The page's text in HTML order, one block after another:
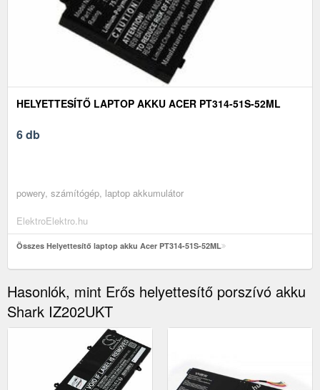
HELYETTESÍTŐ LAPTOP AKKU ACER PT314-51S-52ML
6 db
powery, számítógép, laptop akkumulátor
ElektroElektro.hu
Összes Helyettesítő laptop akku Acer PT314-51S-52ML
Hasonlók, mint Erős helyettesítő porszívó akku
Shark IZ202UKT